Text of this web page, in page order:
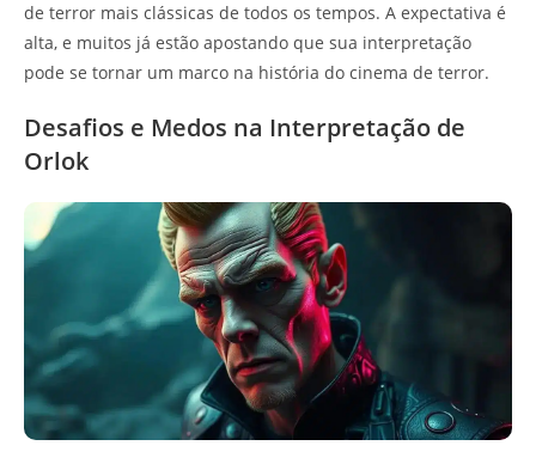
de terror mais clássicas de todos os tempos. A expectativa é
alta, e muitos já estão apostando que sua interpretação
pode se tornar um marco na história do cinema de terror.
Desafios e Medos na Interpretação de
Orlok